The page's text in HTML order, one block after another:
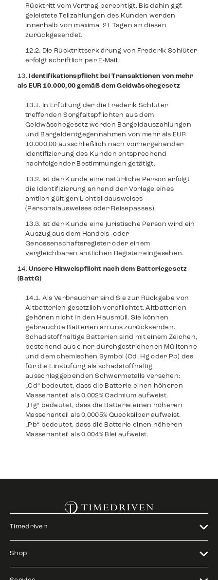
Rücktritt vom Vertrag berechtigt. Bis dahin ggf.
geleistete Teilzahlungen des Kunden werden
innerhalb von maximal 21 Tagen an diesen
zurückgesendet.
Die Rücktrittserklärung von Frederik Schlüter
erfolgt schriftlich per E-Mail.
Identifikationspflicht bei Transaktionen von mehr
als EUR 10.000,00 gemäß dem Geldwäschegesetz
In Erfüllung der die Frederik Schlüter
treffenden Sorgfaltspflichten aus dem
Geldwäschegesetz werden Bargeldauszahlungen
und Bargeldentgegennahmen von mehr als EUR
10.000,00 ausschließlich nach vorhergehender
Identifizierung des Kunden entsprechend
nachfolgender Bestimmungen getätigt.
Ist der Kunde eine natürliche Person erfolgt
die Identifizierung anhand der Vorlage eines
amtlich gültigen Lichtbildausweises
(Personalausweises oder Reisepasses).
Ist der Kunde eine juristische Person wird ein
Auszug aus dem Handels- oder
Genossenschaftsregister oder einem
vergleichbaren amtlichen Register eingesehen.
Unsere Hinweispflicht nach dem Batteriegesetz
(BattG)
Als Verbraucher sind Sie zur Rückgabe von
Altbatterien gesetzlich verpflichtet. Altbatterien
gehören nicht in den Hausmüll. Sie können
gebrauchte Batterien an uns zurücksenden.
Schadstoffhaltige Batterien sind mit einem Zeichen,
bestehend aus einer durchgestrichenen Mülltonne
und dem chemischen Symbol (Cd, Hg oder Pb) des
für die Einstufung als schadstoffhaltig
ausschlaggebenden Schwermetalls versehen:
„Cd“ bedeutet, dass die Batterie einen höheren
Massenanteil als 0,002% Cadmium aufweist.
„Hg“ bedeutet, dass die Batterie einen höheren
Massenanteil als 0,0005% Quecksilber aufweist.
„Pb“ bedeutet, dass die Batterie einen höheren
Massenanteil als 0,004% Blei aufweist.
Timedriven
Shop